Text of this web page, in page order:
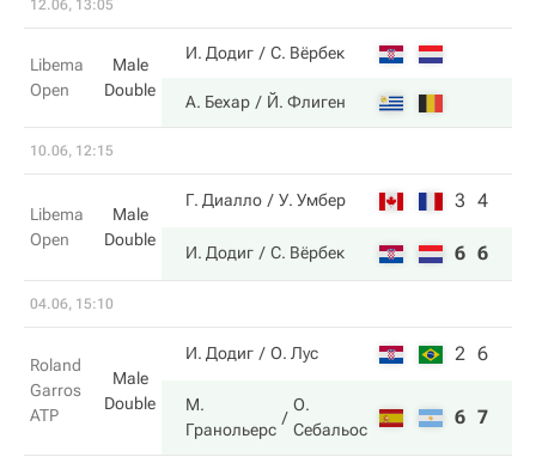
12.06, 13:05
Libema
Open
Male
Double
И. Додиг С. Вёрбек
А. Бехар Й. Флиген
10.06, 12:15
Libema
Open
Male
Double
Г. Диалло У. Умбер 3 4
И. Додиг С. Вёрбек 6 6
04.06, 15:10
Roland
Garros
ATP
Male
Double
И. Додиг О. Лус 2 6
М.
Гранольерс
О.
Себальос
6 7